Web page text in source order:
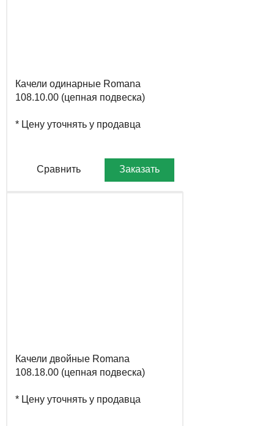
Качели одинарные Romana
108.10.00 (цепная подвеска)
* Цену уточнять у продавца
Сравнить Заказать
Качели двойные Romana
108.18.00 (цепная подвеска)
* Цену уточнять у продавца